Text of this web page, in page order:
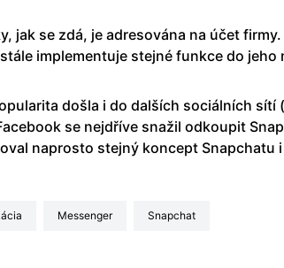
jak se zdá, je adresována na účet
implementuje stejné funkce do jeho
došla i do dalších sociálních sítí
se nejdříve snažil odkoupit
naprosto stejný koncept Snapchatu
Messenger Snapchat